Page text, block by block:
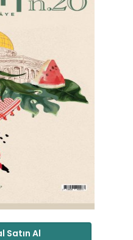
Satın Al